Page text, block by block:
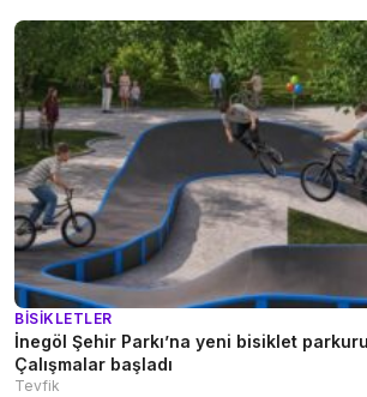
BISIKLETLER
İnegöl Şehir Parkı’na yeni bisiklet
Çalışmalar başladı
Tevfik